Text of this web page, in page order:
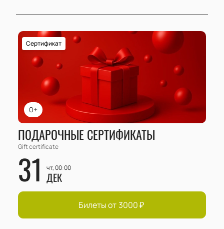
0+
Сертификат
ПОДАРОЧНЫЕ СЕРТИФИКАТЫ
Gift certificate
31 чт, 00:00
ДЕК
Билеты от 3000₽